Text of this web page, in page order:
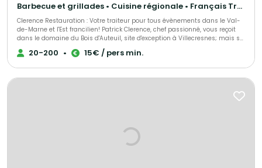
Barbecue et grillades • Cuisine régionale • Français Traditionnel
Clerence Restauration : Votre traiteur pour tous évènements dans le Val-
de-Marne et l'Est francilien! Patrick Clerence, chef passionné, vous reçoit
dans le domaine du Bois d'Auteuil, site d'exception à Villecresnes; mais se
déplace aussi sur le lieu de votre choix. Le Bois d'Auteuil est repris en main
par Clerence Restauration depuis Juillet 2007.
20-200 • 15€ / pers min.